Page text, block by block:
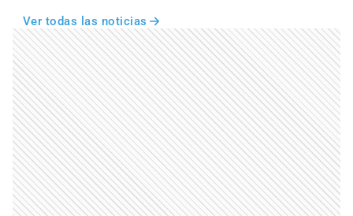
Ver todas las noticias